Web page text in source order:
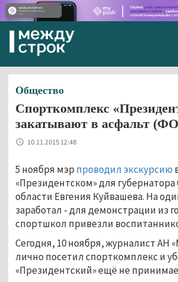
Общество
Спорткомплекс
закатывают в асфальт
10.11.2015 12:48
5 ноября мэр проводил экскурсию
«Президентском» для
области Евгения Куйвашева. На
заработал - для демонстрации из
спортшкол привезли
Сегодня, 10 ноября, журналист АН
лично посетил спорткомплекс и
«Президентский» ещё не